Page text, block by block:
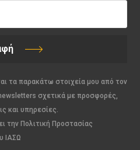
τα παρακάτω στοιχεία μου από τον
σχετικά με προσφορές,
και υπηρεσίες.
την Πολιτική Προστασίας
ΙΑΣΩ